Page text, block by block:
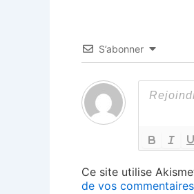
S’abonner
Ce site utilise
de vos